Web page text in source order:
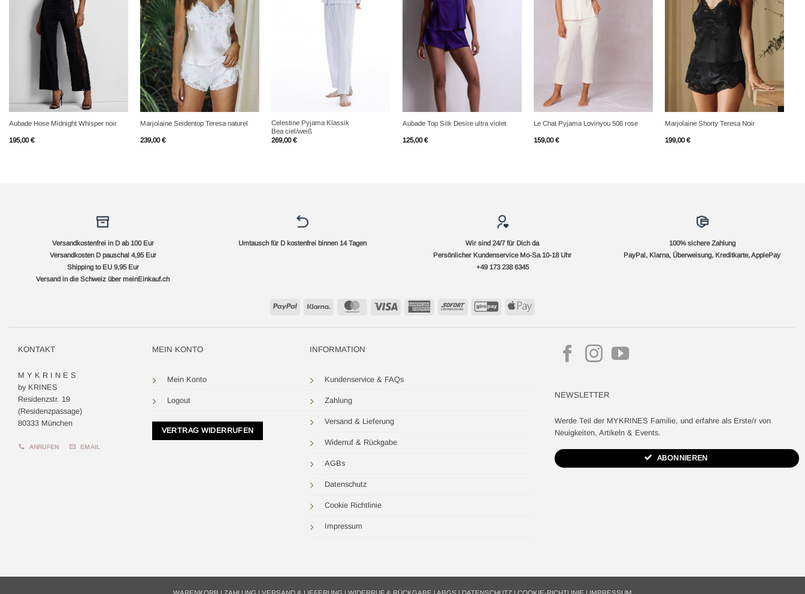
+
Aubade Hose Midnight Whisper noir
195,00€
+
Marjolaine Seidentop Teresa naturel
239,00€
Celestine Pyjama Klassik
Bea ciel/weiß
269,00€
Aubade Top Silk Desire ultra violet
125,00€
+
Le Chat Pyjama Lovinyou 506 rose
159,00€
Marjolaine Shorty Teresa Noir
199,00€
Versandkostenfrei in D ab 100 Eur
Versandkosten D pauschal 4,95 Eur
Shipping to EU 9,95 Eur
Versand in die Schweiz übermeinEinkauf.ch
Umtausch für D kostenfrei binnen 14 Tagen
Wir sind 24/7 für Dich da
Persönlicher Kundenservice Mo-Sa 10-18 Uhr
+49 173 238 6345
100% sichere Zahlung
PayPal, Klarna, Überweisung, Kreditkarte, ApplePay
PayPal Klarna MasterCard Visa
AmericanSofort GiroPay
Apple
KONTAKT
M Y K R I N E S
by KRINES
Residenzstr. 19
(Residenzpassage)
80333 München
ANRUFEN EMAIL
MEIN KONTO
Mein Konto
Logout
VERTRAG WIDERRUFEN
INFORMATION
Kundenservice & FAQs
Zahlung
Versand & Lieferung
Widerruf & Rückgabe
AGBs
Datenschutz
Cookie Richtlinie
Impressum
NEWSLETTER
Werde Teil der MYKRINES Familie, und erfahre als Erste/r von
Neuigkeiten, Artikeln & Events.
ABONNIEREN